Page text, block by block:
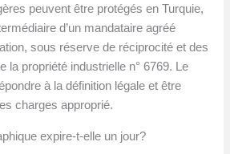
peuvent être protégés en Turquie,
d’un mandataire agréé
sous réserve de réciprocité et des
la propriété industrielle n° 6769. Le
à la définition légale et être
charges approprié.
expire-t-elle un jour?